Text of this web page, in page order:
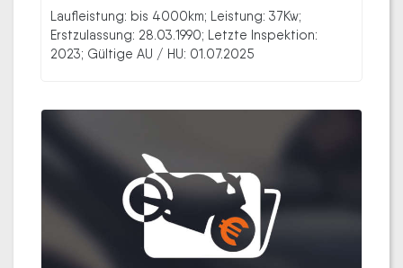
Laufleistung: bis 4000km; Leistung: 37Kw;
Erstzulassung: 28.03.1990; Letzte Inspektion:
2023; Gültige AU / HU: 01.07.2025